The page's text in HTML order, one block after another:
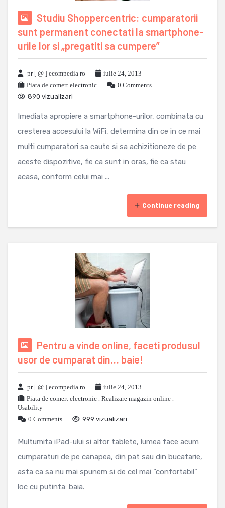
Studiu Shoppercentric: cumparatorii
sunt permanent conectati la smartphone-
urile lor si „pregatiti sa cumpere”
pr [ @ ] ecompedia ro
iulie 24, 2013
Piata de comert electronic
0 Comments
890 vizualizari
Imediata apropiere a smartphone-urilor, combinata cu
cresterea accesului la WiFi, determina din ce in ce mai
multi cumparatori sa caute si sa achizitioneze de pe
aceste dispozitive, fie ca sunt in oras, fie ca stau
acasa, conform celui mai ...
Continue reading
Pentru a vinde online, faceti produsul
usor de cumparat din… baie!
pr [ @ ] ecompedia ro
iulie 24, 2013
Piata de comert electronic , Realizare magazin online ,
Usability
0 Comments
999 vizualizari
Multumita iPad-ului si altor tablete, lumea face acum
cumparaturi de pe canapea, din pat sau din bucatarie,
asta ca sa nu mai spunem si de cel mai “confortabil”
loc cu putinta: baia.